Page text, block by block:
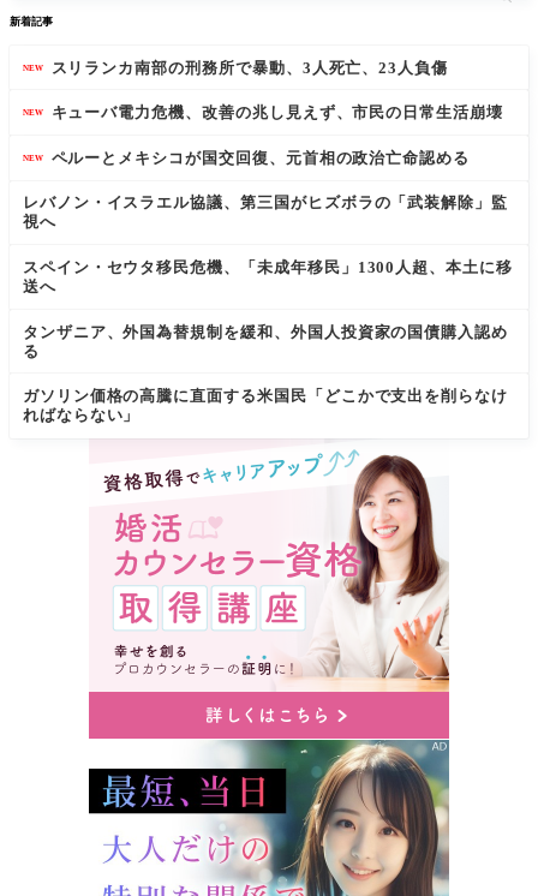
新着記事
NEW スリランカ南部の刑務所で暴動、3人死亡、23人負傷
NEW キューバ電力危機、改善の兆し見えず、市民の日常生活崩壊
NEW ペルーとメキシコが国交回復、元首相の政治亡命認める
レバノン・イスラエル協議、第三国がヒズボラの「武装解除」監
視へ
スペイン・セウタ移民危機、「未成年移民」1300人超、本土に移
送へ
タンザニア、外国為替規制を緩和、外国人投資家の国債購入認め
る
ガソリン価格の高騰に直面する米国民「どこかで支出を削らなけ
ればならない」